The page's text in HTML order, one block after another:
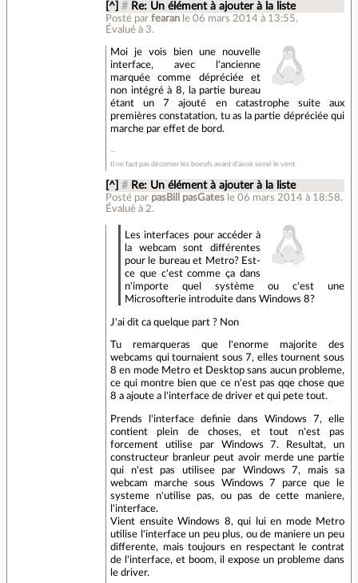
[^] # Re: Un élément à ajouter à la liste
Posté parfearan le 06 mars 2014 à 13:55.
Évalué à 3.
Moi je vois bien une nouvelle
interface, avec l'ancienne
marquée comme dépréciée et
non intégré à 8, la partie bureau
étant un 7 ajouté en catastrophe suite aux
premières constatation, tu as la partie dépréciée qui
marche par effet de bord.
Il ne faut pas décorner les boeufs avant d'avoir semé le vent
[^] # Re: Un élément à ajouter à la liste
Posté par pasBill pasGates le 06 mars 2014 à 18:58.
Évalué à 2.
Les interfaces pour accéder à
la webcam sont différentes
pour le bureau et Metro? Est-
ce que c'est comme ça dans
n'importe quel système ou c'est une
Microsofterie introduite dans Windows 8?
J'ai dit ca quelque part ? Non
Tu remarqueras que l'enorme majorite des
webcams qui tournaient sous 7, elles tournent sous
8 en mode Metro et Desktop sans aucun probleme,
ce qui montre bien que ce n'est pas qqe chose que
8 a ajoute a l'interface de driver et qui pete tout.
Prends l'interface definie dans Windows 7, elle
contient plein de choses, et tout n'est pas
forcement utilise par Windows 7. Resultat, un
constructeur branleur peut avoir merde une partie
qui n'est pas utilisee par Windows 7, mais sa
webcam marche sous Windows 7 parce que le
systeme n'utilise pas, ou pas de cette maniere,
l'interface.
Vient ensuite Windows 8, qui lui en mode Metro
utilise l'interface un peu plus, ou de maniere un peu
differente, mais toujours en respectant le contrat
de l'interface, et boom, il expose un probleme dans
le driver.